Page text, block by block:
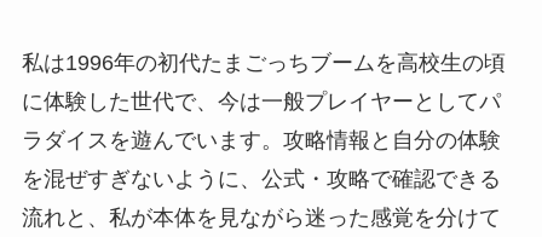
私は1996年の初代たまごっちブームを高校生の頃
に体験した世代で、今は一般プレイヤーとしてパ
ラダイスを遊んでいます。攻略情報と自分の体験
を混ぜすぎないように、公式・攻略で確認できる
流れと、私が本体を見ながら迷った感覚を分けて